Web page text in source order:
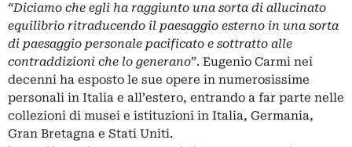
“Diciamo che egli ha raggiunto una sorta di allucinato
equilibrio ritraducendo il paesaggio esterno in una sorta
di paesaggio personale pacificato e sottratto alle
contraddizioni che lo generano”. Eugenio Carmi nei
decenni ha esposto le sue opere in numerosissime
personali in Italia e all’estero, entrando a far parte nelle
collezioni di musei e istituzioni in Italia, Germania,
Gran Bretagna e Stati Uniti.